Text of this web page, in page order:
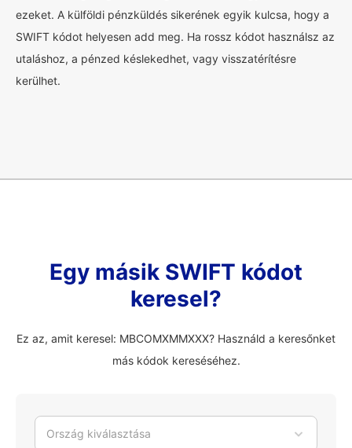
ezeket. A külföldi pénzküldés sikerének egyik kulcsa, hogy a
SWIFT kódot helyesen add meg. Ha rossz kódot használsz az
utaláshoz, a pénzed késlekedhet, vagy visszatérítésre
kerülhet.
Egy másik SWIFT kódot
keresel?
Ez az, amit keresel: MBCOMXMMXXX? Használd a keresőnket
más kódok kereséséhez.
Ország kiválasztása